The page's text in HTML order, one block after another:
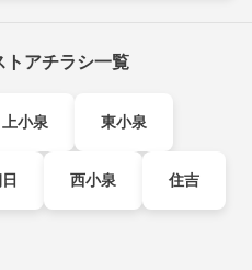
トアチラシ一覧
上小泉 東小泉
西小泉 住吉